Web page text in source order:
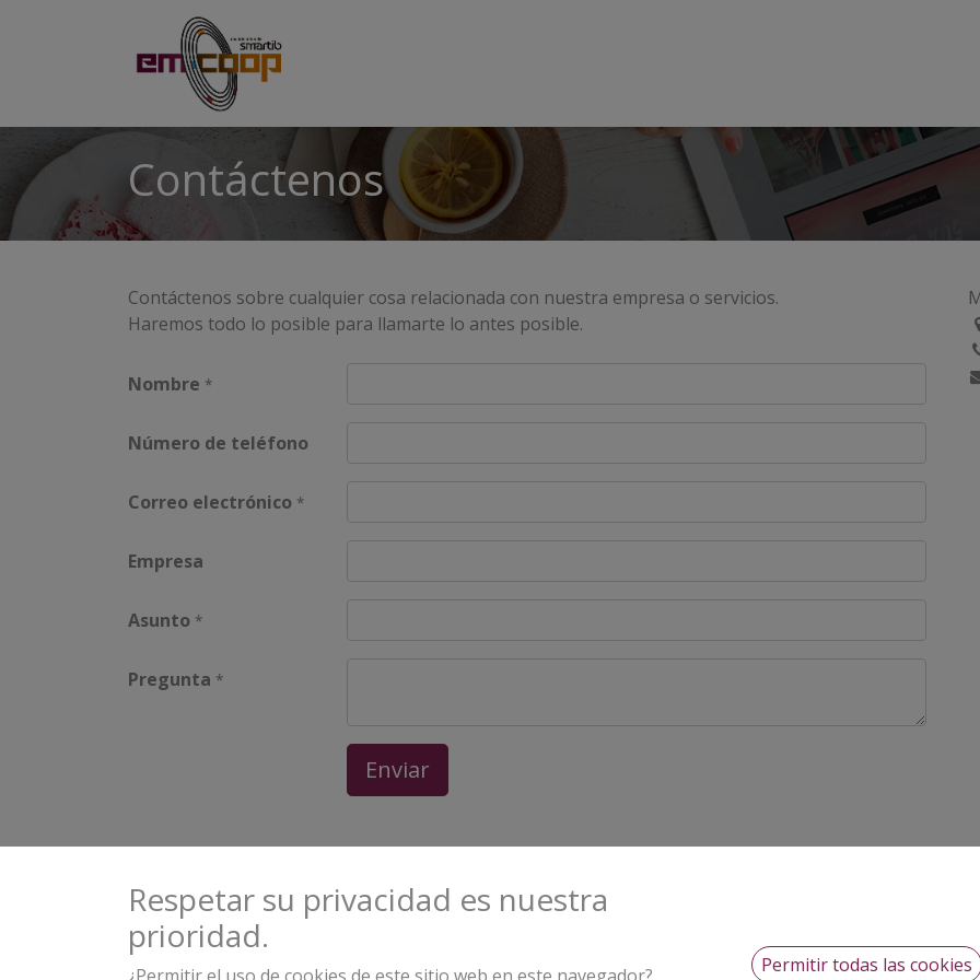
Contáctenos
Contáctenos sobre cualquier cosa relacionada con nuestra empresa o servicios.
Haremos todo lo posible para llamarte lo antes posible.
Nombre *
Número de teléfono
Correo electrónico *
Empresa
Asunto *
Pregunta *
Enviar
Proyecto financiado por la Unión Europea – NextGenerationEU, en el marco del Plan de
través del Ministerio de Trabajo y Economía Social.
Respetar su privacidad es nuestra
prioridad.
Permitir todas las cookies